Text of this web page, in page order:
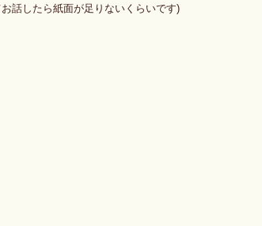
話したら紙面が足りないくらいです)